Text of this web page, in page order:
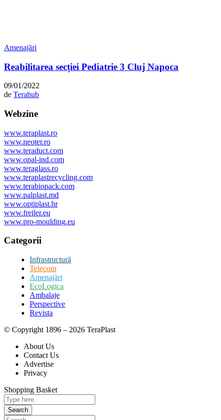
Amenajări
Reabilitarea secției Pediatrie 3 Cluj Napoca
09/01/2022
de Terahub
Webzine
www.teraplast.ro
www.neoter.ro
www.teraduct.com
www.opal-ind.com
www.teraglass.ro
www.teraplastrecycling.com
www.terabiopack.com
www.palplast.md
www.optiplast.hr
www.freiler.eu
www.pro-moulding.eu
Categorii
Infrastructură
Telecom
Amenajări
EcoLogica
Ambalaje
Perspective
Revista
© Copyright 1896 – 2026 TeraPlast
About Us
Contact Us
Advertise
Privacy
Shopping Basket